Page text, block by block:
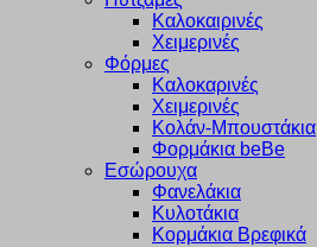
Καλοκαιρινές
Χειμερινές
Φόρμες
Καλοκαρινές
Χειμερινές
Κολάν-Μπουστάκια
Φορμάκια beBe
Εσώρουχα
Φανελάκια
Κυλοτάκια
Κορμάκια Βρεφικά